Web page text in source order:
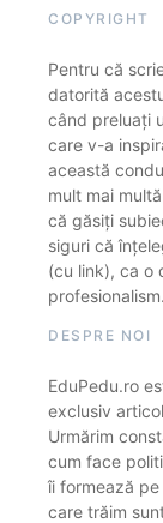
COPYRIGHT
Pentru că
datorită
când preluați
care v-a
această
mult mai
că găsiți
siguri că
(cu link), ca o
DESPRE NOI
EduPedu.ro
exclusiv
Urmărim
cum face
îi formează
care trăim